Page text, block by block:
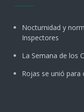
Nocturnidad y
Inspectores
La Semana de los
Rojas se unió para